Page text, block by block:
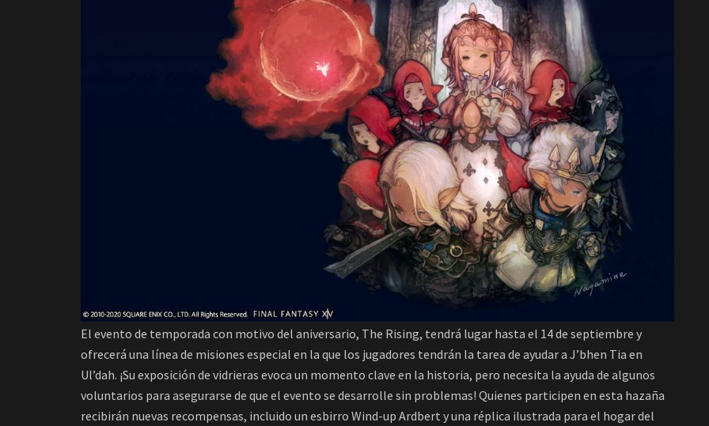
El evento de temporada con motivo del aniversario, The Rising, tendrá lugar hasta el 14 de septiembre y
ofrecerá una línea de misiones especial en la que los jugadores tendrán la tarea de ayudar a J’bhen Tia en
Ul’dah. ¡Su exposición de vidrieras evoca un momento clave en la historia, pero necesita la ayuda de algunos
voluntarios para asegurarse de que el evento se desarrolle sin problemas! Quienes participen en esta hazaña
recibirán nuevas recompensas, incluido un esbirro Wind-up Ardbert y una réplica ilustrada para el hogar del